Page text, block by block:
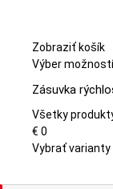
Zobraziť košík
Výber možností
Zásuvka
Všetky
€ 0
Vybrať